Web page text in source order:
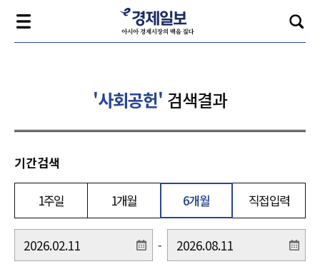
'사회공헌' 검색결과
기간검색
1주일 1개월 6개월 직접입력
-